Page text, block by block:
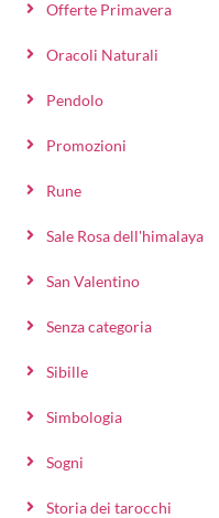
Offerte Primavera
Oracoli Naturali
Pendolo
Promozioni
Rune
Sale Rosa dell'himalaya
San Valentino
Senza categoria
Sibille
Simbologia
Sogni
Storia dei tarocchi